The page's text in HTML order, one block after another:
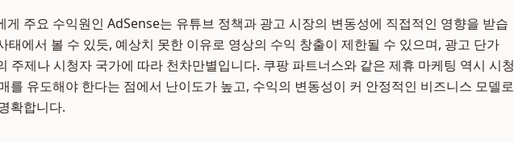
게 주요 수익원인 AdSense는 유튜브 정책과 광고 시장의 변동성에 직접적인 영향을 받습
태에서 볼 수 있듯, 예상치 못한 이유로 영상의 수익 창출이 제한될 수 있으며, 광고 단가
주제나 시청자 국가에 따라 천차만별입니다. 쿠팡 파트너스와 같은 제휴 마케팅 역시 시청
를 유도해야 한다는 점에서 난이도가 높고, 수익의 변동성이 커 안정적인 비즈니스 모델로
확합니다.